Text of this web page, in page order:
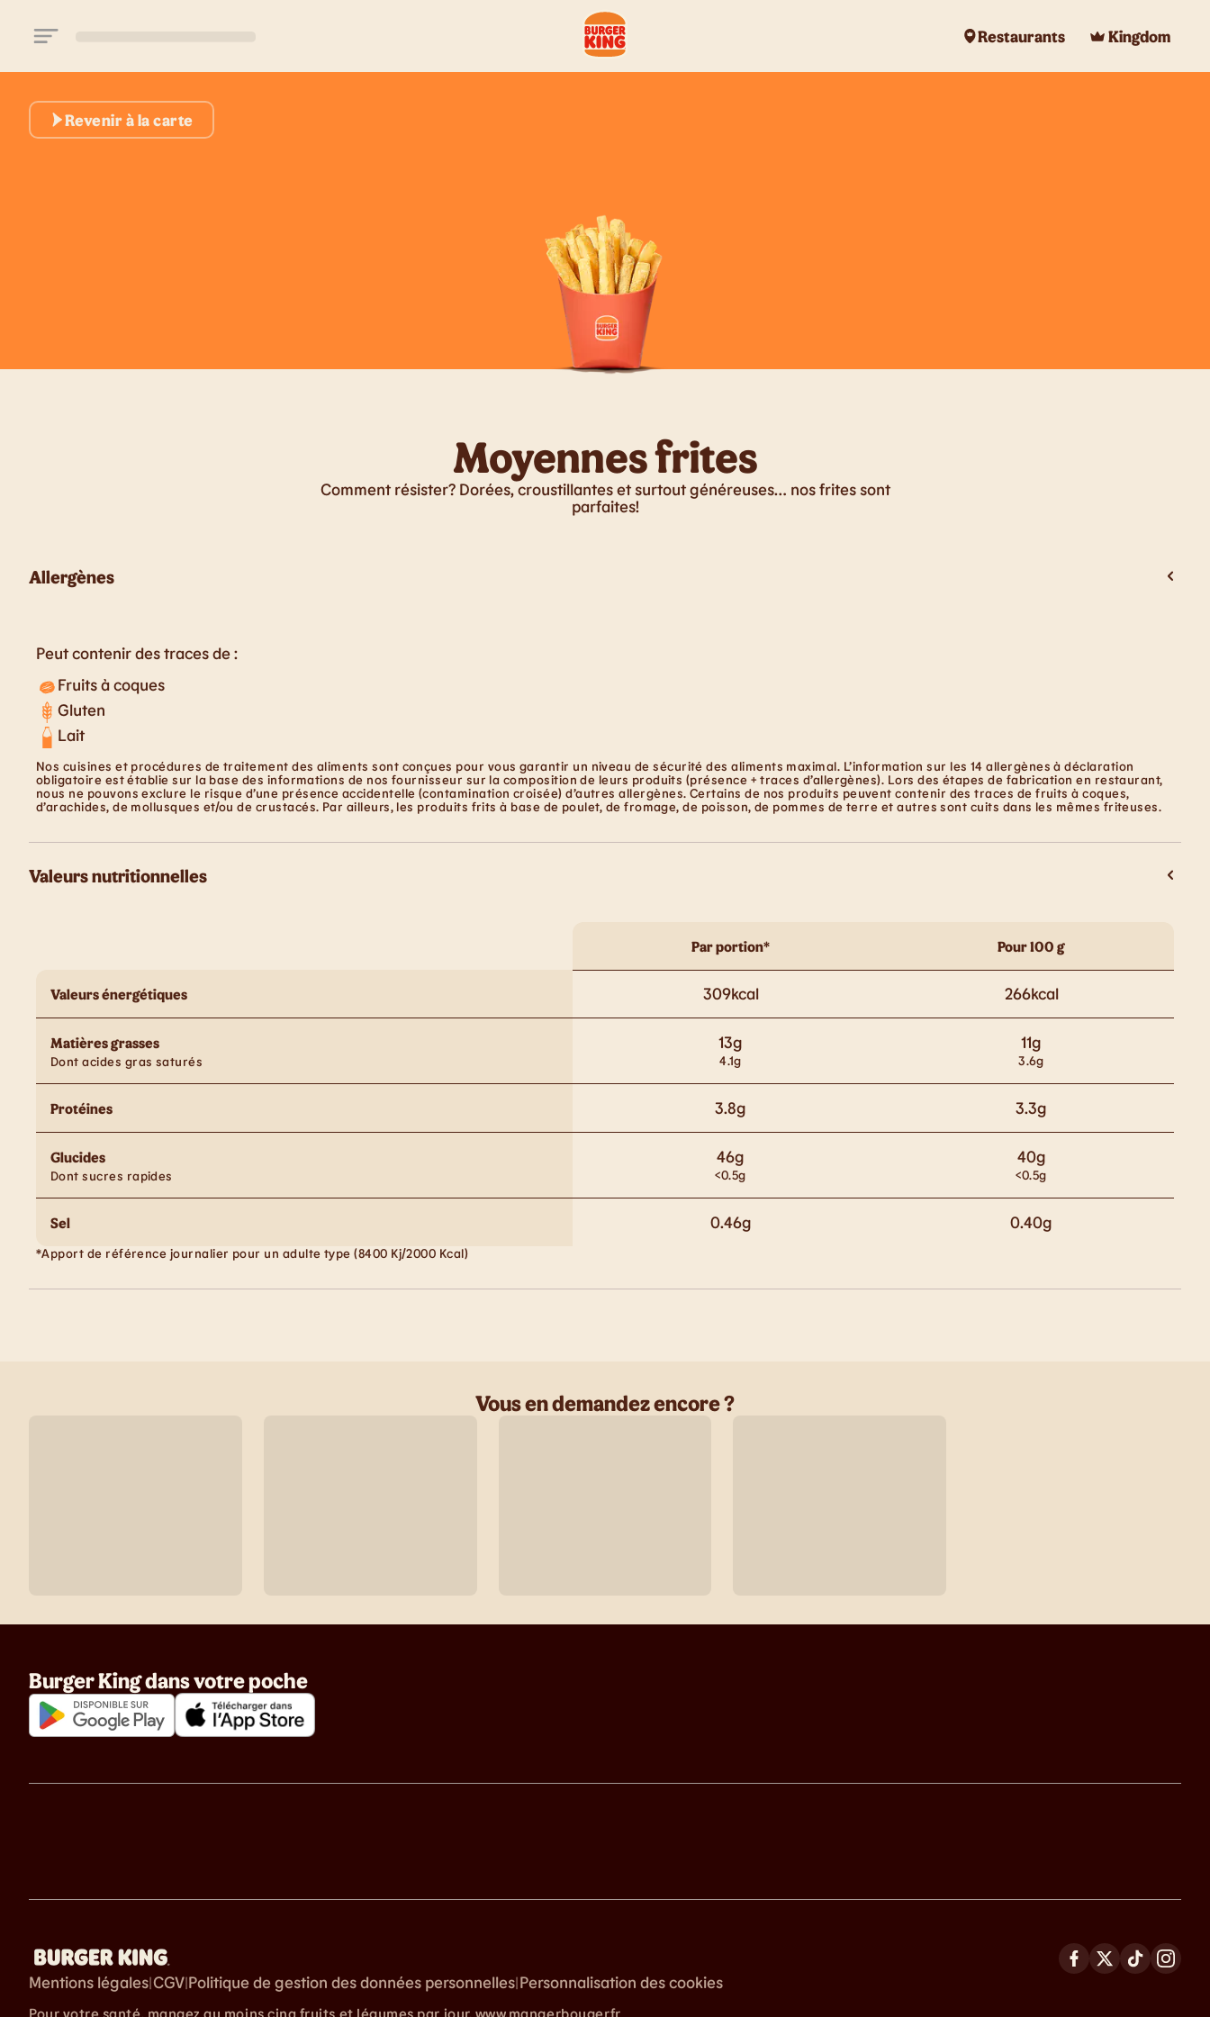
Restaurants
Kingdom
Revenir à la carte
Moyennes frites
Comment résister? Dorées, croustillantes et surtout généreuses… nos frites sont
parfaites!
Allergènes
Peut contenir des traces de :
Fruits à coques
Gluten
Lait
Nos cuisines et procédures de traitement des aliments sont conçues pour vous garantir un niveau de sécurité des aliments maximal. L’information sur les 14 allergènes à déclaration
obligatoire est établie sur la base des informations de nos fournisseur sur la composition de leurs produits (présence + traces d’allergènes). Lors des étapes de fabrication en restaurant,
nous ne pouvons exclure le risque d’une présence accidentelle (contamination croisée) d’autres allergènes. Certains de nos produits peuvent contenir des traces de fruits à coques,
d’arachides, de mollusques et/ou de crustacés. Par ailleurs, les produits frits à base de poulet, de fromage, de poisson, de pommes de terre et autres sont cuits dans les mêmes friteuses.
Valeurs nutritionnelles
Par portion* Pour 100 g
Valeurs énergétiques 309kcal 266kcal
Matières grasses 13g 11g
Dont acides gras saturés 4.1g 3.6g
Protéines 3.8g 3.3g
Glucides 46g 40g
Dont sucres rapides <0.5g <0.5g
Sel 0.46g 0.40g
*Apport de référence journalier pour un adulte type (8400 Kj/2000 Kcal)
Vous en demandez encore ?
Burger King dans votre poche
Mentions légales|CGV|Politique de gestion des données personnelles|Personnalisation des cookies
Pour votre santé, mangez au moins cinq fruits et légumes par jour. www.mangerbouger.fr